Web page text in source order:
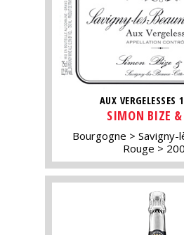
AUX VERGELESSES
SIMON BIZE
Bourgogne
Savigny-
Rouge